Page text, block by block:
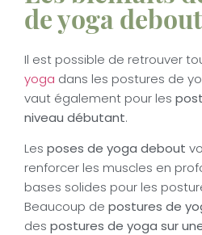
de yoga debout
Il est possible de retrouver
yoga dans les postures de
vaut également pour les
niveau débutant.
Les poses de yoga debout
renforcer les muscles en
bases solides pour les
Beaucoup de postures de
des postures de yoga sur